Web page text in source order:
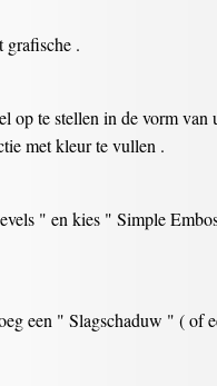
.
op te stellen in de vorm van
met kleur te vullen .
" en kies " Simple
een " Slagschaduw " ( of